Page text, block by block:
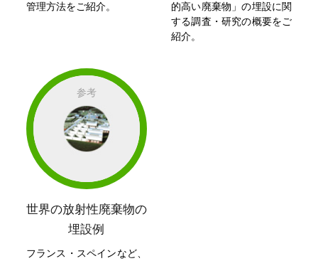
管理方法をご紹介。
的高い廃棄物」の埋設に関
する調査・研究の概要をご
紹介。
世界の放射性廃棄物の
埋設例
フランス・スペインなど、